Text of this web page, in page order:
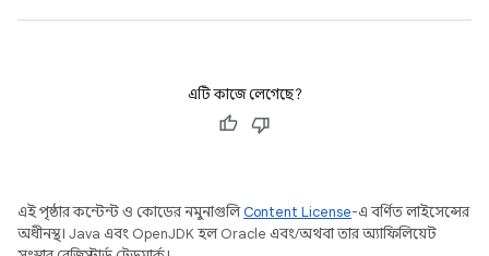
এটি কাজে লেগেছে?
এই পৃষ্ঠার কন্টেন্ট ও কোডের নমুনাগুলিContent License-এ বর্ণিত লাইসেন্সের
অধীনস্থ। Java এবং OpenJDK হল Oracle এবং/অথবা তার অ্যাফিলিয়েট